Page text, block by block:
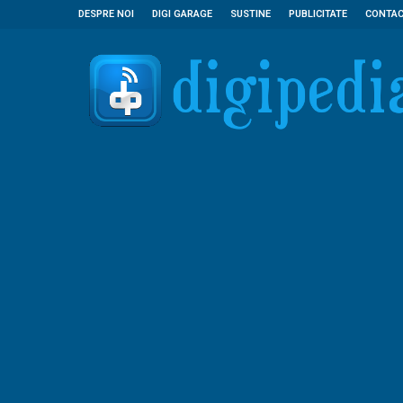
DESPRE NOI DIGI GARAGE SUSTINE PUBLICITATE